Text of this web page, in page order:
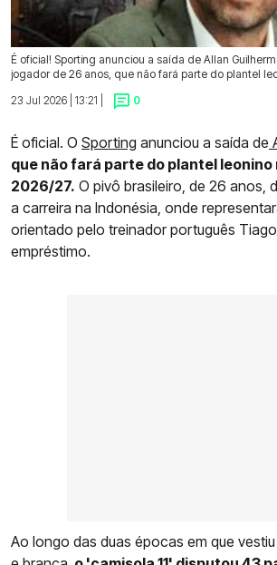
É oficial! Sporting anunciou a saída de Allan
jogador de 26 anos, que não fará parte do plantel
23 Jul 2026 | 13:21 |
0
É oficial. O Sporting anunciou a saída de
que não fará parte do plantel
2026/27. O pivô brasileiro, de 26 anos,
a carreira na Indonésia, onde
orientado pelo treinador português
empréstimo.
Ao longo das duas épocas em que